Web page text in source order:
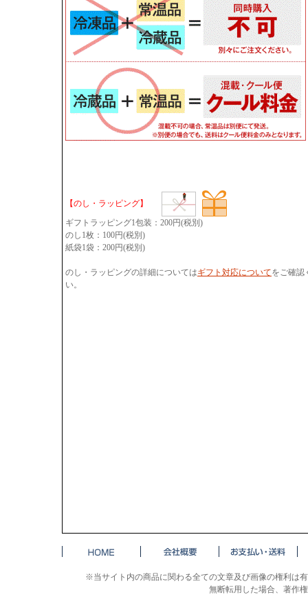
【のし・ラッピング】
ギフトラッピング1包装：200円(税別)
のし1枚：100円(税別)
紙袋1袋：200円(税別)
のし・ラッピングの詳細についてはギフト対応についてをご確認
い。
※当サイト内の商品に関わる全ての文章及び画像の権利は
無断転用した場合、著作